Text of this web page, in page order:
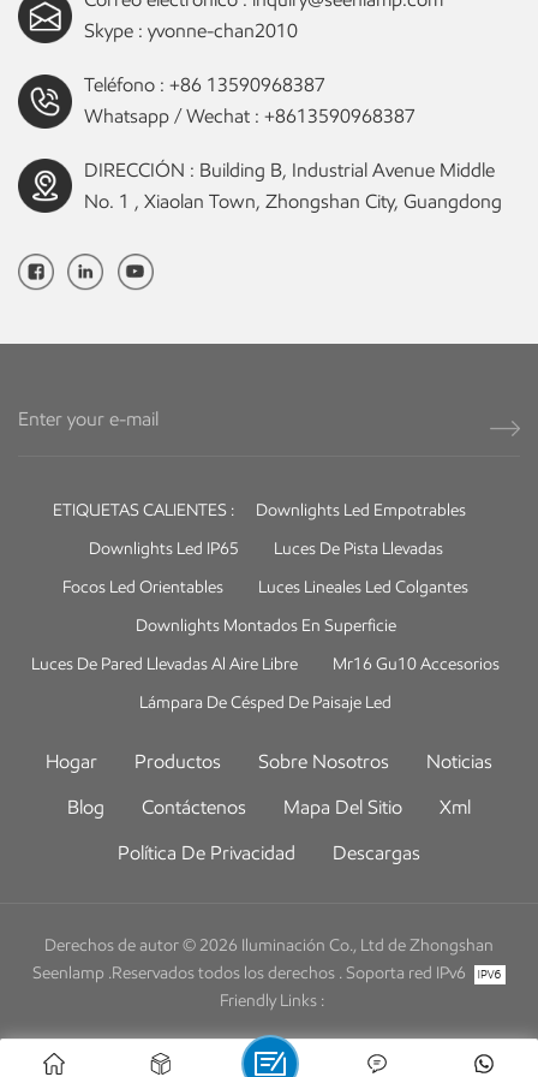
rectangular, también focos de seguimiento, etc. Más información
catálogo de luminarias LED Mr16 Gu10. Se proporcionarán muestras
gratuitas, la muestra puede estar lista en 2 a 5 días y el plazo de
cantidad del pedido. Póngase en contacto con nuestro equipo de
ventas en Consulta@Seenlamp.Com, O escanee la aplicación de chat
Skype : yvonne-chan2010
Teléfono : +86 13590968387
Whatsapp / Wechat : +8613590968387
DIRECCIÓN : Building B, Industrial Avenue Middle
No. 1 , Xiaolan Town, Zhongshan City, Guangdong
ETIQUETAS CALIENTES :
Downlights Led Empotrables
Downlights Led IP65
Luces De Pista Llevadas
Focos Led Orientables
Luces Lineales Led Colgantes
Downlights Montados En Superficie
Luces De Pared Llevadas Al Aire Libre
Mr16 Gu10 Accesorios
Lámpara De Césped De Paisaje Led
Hogar Productos Sobre Nosotros
Noticias
Blog
Contáctenos Mapa Del Sitio
Xml
Política De Privacidad
Descargas
Derechos de autor © 2026 Iluminación Co., Ltd de Zhongshan
Seenlamp .Reservados todos los derechos . Soporta red IPv6
Friendly Links :